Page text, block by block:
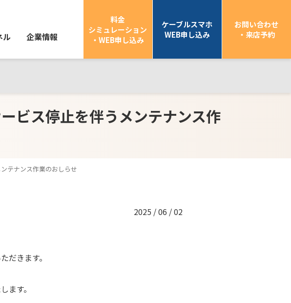
ル 企業情報
料金
シミュレーション
・WEB申し込み
ケーブルスマホ
WEB申し込み
お問い合わせ
・来店予約
ビス停止を伴うメンテナンス作
テナンス作業のおしらせ
2025 / 06 / 02
だきます。
ます。